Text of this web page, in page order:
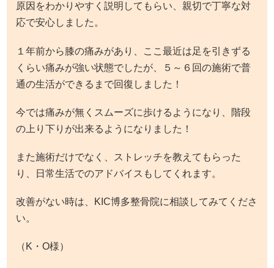
原因をわかりやすく説明してもらい、親切で丁寧な対
応で安心しました。
１年前から膝の痛みがあり、ここ最近は足を引きずる
くらい痛みが強い状態でしたが、５～６回の施術で普
通の生活ができるまで回復しました！
今では痛みが無くスムーズに歩けるようになり、階段
の上り下りが出来るようになりました！
また施術だけでなく、ストレッチを教えてもらった
り、日常生活でのアドバイスもしてくれます。
改善がない時は、KIC博多整骨院に相談してみてくださ
い。
（K・O様）